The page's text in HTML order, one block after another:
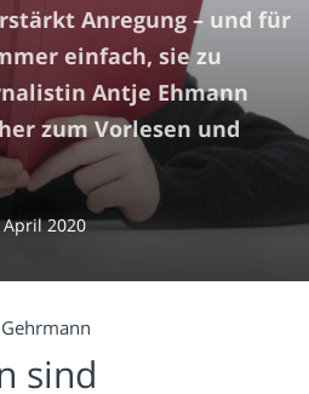
Anregung – und für
einfach, sie zu
Antje Ehmann
zum Vorlesen und
April 2020
sind